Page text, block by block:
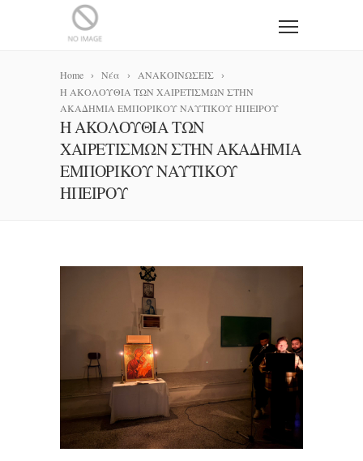
Home Νέα
ΑΝΑΚΟΙΝΩΣΕΙΣ
Η ΑΚΟΛΟΥΘΙΑ ΤΩΝ ΧΑΙΡΕΤΙΣΜΩΝ ΣΤΗΝ
ΑΚΑΔΗΜΙΑ ΕΜΠΟΡΙΚΟΥ ΝΑΥΤΙΚΟΥ ΗΠΕΙΡΟΥ
Η ΑΚΟΛΟΥΘΙΑ ΤΩΝ
ΧΑΙΡΕΤΙΣΜΩΝ ΣΤΗΝ ΑΚΑΔΗΜΙΑ
ΕΜΠΟΡΙΚΟΥ ΝΑΥΤΙΚΟΥ
ΗΠΕΙΡΟΥ